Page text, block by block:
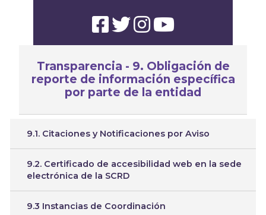
Transparencia - 9. Obligación de
reporte de información específica
por parte de la entidad
9.1. Citaciones y Notificaciones por Aviso
9.2. Certificado de accesibilidad web en la sede
electrónica de la SCRD
9.3 Instancias de Coordinación